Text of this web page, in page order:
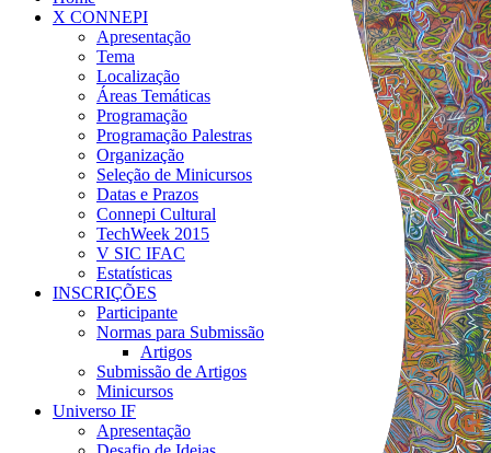
X CONNEPI
Apresentação
Tema
Localização
Áreas Temáticas
Programação
Programação Palestras
Organização
Seleção de Minicursos
Datas e Prazos
Connepi Cultural
TechWeek 2015
V SIC IFAC
Estatísticas
INSCRIÇÕES
Participante
Normas para Submissão
Artigos
Submissão de Artigos
Minicursos
Universo IF
Apresentação